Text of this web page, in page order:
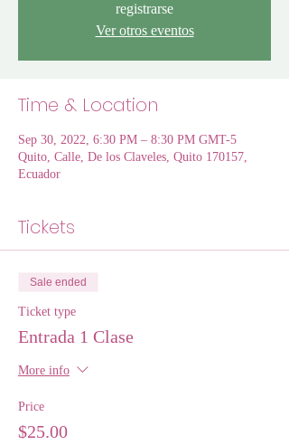
registrarse
Ver otros eventos
Time & Location
Sep 30, 2022, 6:30 PM – 8:30 PM GMT-5
Quito, Calle, De los Claveles, Quito 170157,
Ecuador
Tickets
Sale ended
Ticket type
Entrada 1 Clase
More info
Price
$25.00